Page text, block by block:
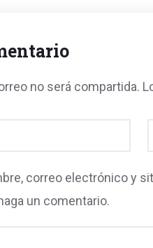
no será compartida.
correo electrónico y
un comentario.